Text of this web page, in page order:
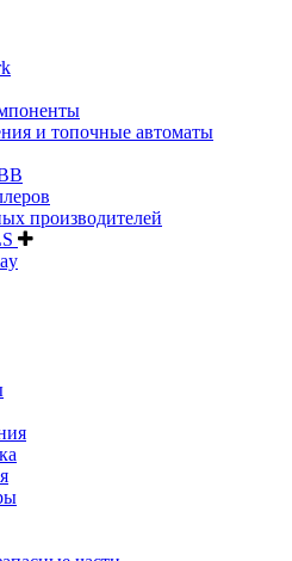
и топочные автоматы
производителей